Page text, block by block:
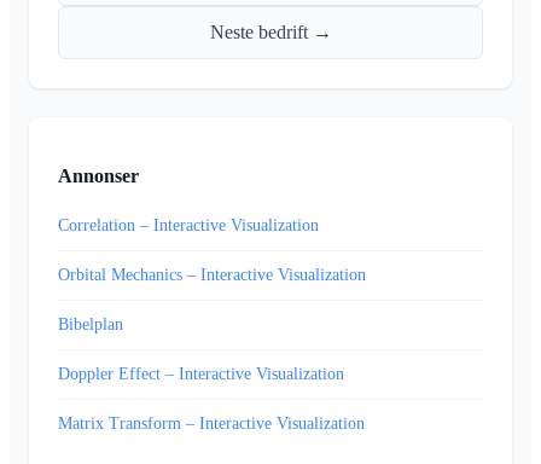
Neste bedrift →
Annonser
Correlation – Interactive Visualization
Orbital Mechanics – Interactive Visualization
Bibelplan
Doppler Effect – Interactive Visualization
Matrix Transform – Interactive Visualization